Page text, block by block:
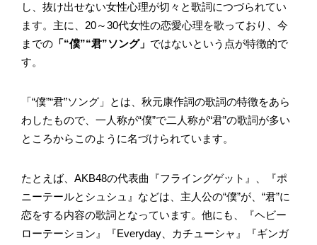
し、抜け出せない女性心理が切々と歌詞につづられてい
ます。主に、20～30代女性の恋愛心理を歌っており、今
までの 「“僕”“君”ソング」 ではないという点が特徴的で
す。
「“僕”“君”ソング」とは、秋元康作詞の歌詞の特徴をあら
わしたもので、一人称が“僕”で二人称が“君”の歌詞が多い
ところからこのように名づけられています。
たとえば、AKB48の代表曲『フライングゲット』、『ポ
ニーテールとシュシュ』などは、主人公の“僕”が、“君”に
恋をする内容の歌詞となっています。他にも、『ヘビー
ローテーション』『Everyday、カチューシャ』『ギンガ